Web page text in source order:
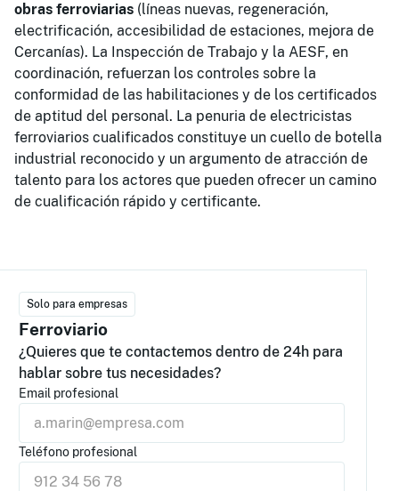
obras ferroviarias (líneas nuevas, regeneración,
electrificación, accesibilidad de estaciones, mejora de
Cercanías). La Inspección de Trabajo y la AESF, en
coordinación, refuerzan los controles sobre la
conformidad de las habilitaciones y de los certificados
de aptitud del personal. La penuria de electricistas
ferroviarios cualificados constituye un cuello de botella
industrial reconocido y un argumento de atracción de
talento para los actores que pueden ofrecer un camino
de cualificación rápido y certificante.
Solo para empresas
Ferroviario
¿Quieres que te contactemos dentro de 24h para
hablar sobre tus necesidades?
Email profesional
Teléfono profesional